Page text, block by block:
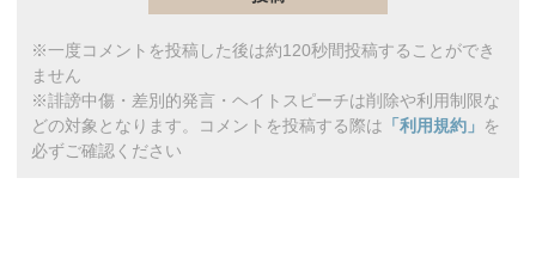
※一度コメントを投稿した後は約120秒間投稿することができ
ません
※誹謗中傷・差別的発言・ヘイトスピーチは削除や利用制限な
どの対象となります。コメントを投稿する際は 「利用規約」 を
必ずご確認ください